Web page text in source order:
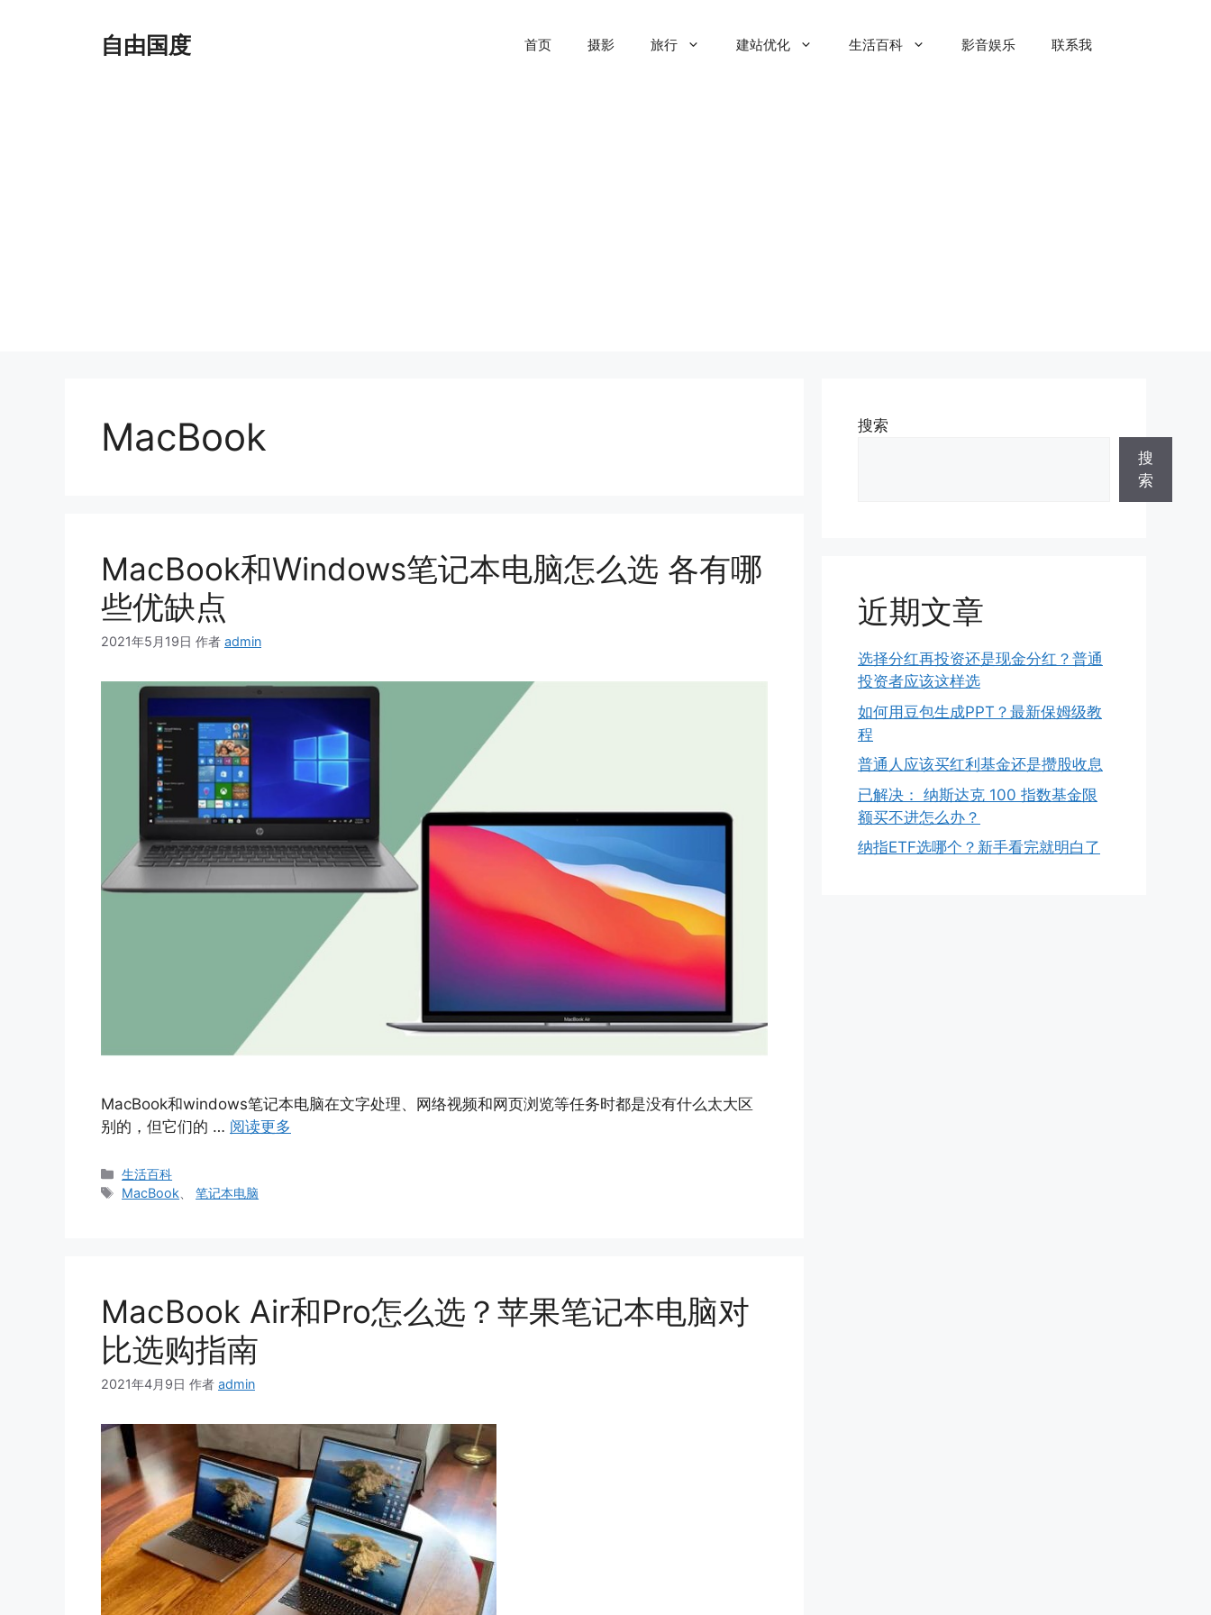
自由国度 首页 摄影 旅行 建站优化 生活百科 影音娱乐 联系我
MacBook
MacBook和Windows笔记本电脑怎么选 各有哪
些优缺点
2021年5月19日 作者 admin
MacBook和windows笔记本电脑在文字处理、网络视频和网页浏览等任务时都是没有什么太大区
别的，但它们的 … 阅读更多
分
类
生活百科
标
MacBook 、笔记本电脑
MacBook Air和Pro怎么选？苹果笔记本电脑对
比选购指南
2021年4月9日 作者 admin
搜索
搜
索
近期文章
选择分红再投资还是现金分红？普通
投资者应该这样选
如何用豆包生成PPT？最新保姆级教
程
普通人应该买红利基金还是攒股收息
已解决： 纳斯达克 100 指数基金限
额买不进怎么办？
纳指ETF选哪个？新手看完就明白了